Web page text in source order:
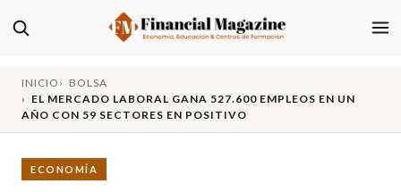
INICIO
BOLSA
EL MERCADO LABORAL GANA 527.600 EMPLEOS EN UN
AÑO CON 59 SECTORES EN POSITIVO
ECONOMÍA